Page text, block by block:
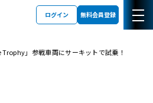
ログイン 無料会員登録
」参戦車両にサーキットで試乗！